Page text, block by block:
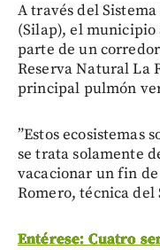
A través del
(Silap), el municipio
parte de un
Reserva Natural La
principal pulmón
”Estos ecosistemas
se trata solamente
vacacionar un fin
Romero, técnica del
Entérese: Cuatro